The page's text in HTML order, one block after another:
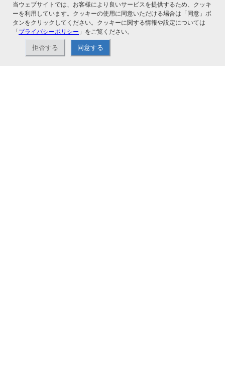
関連サービス
当ウェブサイトでは、お客様により良いサービスを提供するため、クッキ
ーを利用しています。クッキーの使用に同意いただける場合は「同意」ボ
タンをクリックしてください。クッキーに関する情報や設定については
「プライバシーポリシー 」をご覧ください。
拒否する 同意する